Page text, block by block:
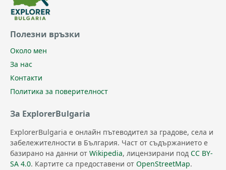
Полезни връзки
Около мен
За нас
Контакти
Политика за поверителност
За ExplorerBulgaria
ExplorerBulgaria е онлайн пътеводител за градове, села и
забележителности в България. Част от съдържанието е
базирано на данни от Wikipedia, лицензирани под CC BY-
SA 4.0. Картите са предоставени от OpenStreetMap.